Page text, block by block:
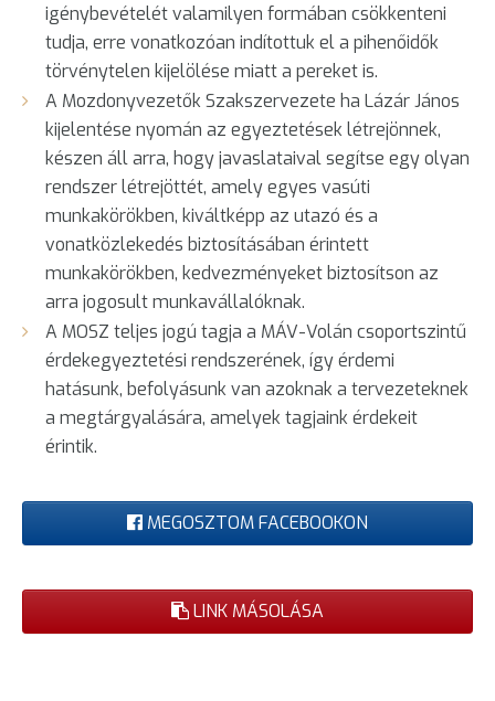
igénybevételét valamilyen formában csökkenteni
tudja, erre vonatkozóan indítottuk el a pihenőidők
törvénytelen kijelölése miatt a pereket is.
A Mozdonyvezetők Szakszervezete ha Lázár János
kijelentése nyomán az egyeztetések létrejönnek,
készen áll arra, hogy javaslataival segítse egy olyan
rendszer létrejöttét, amely egyes vasúti
munkakörökben, kiváltképp az utazó és a
vonatközlekedés biztosításában érintett
munkakörökben, kedvezményeket biztosítson az
arra jogosult munkavállalóknak.
A MOSZ teljes jogú tagja a MÁV-Volán csoportszintű
érdekegyeztetési rendszerének, így érdemi
hatásunk, befolyásunk van azoknak a tervezeteknek
a megtárgyalására, amelyek tagjaink érdekeit
érintik.
MEGOSZTOM FACEBOOKON
LINK MÁSOLÁSA